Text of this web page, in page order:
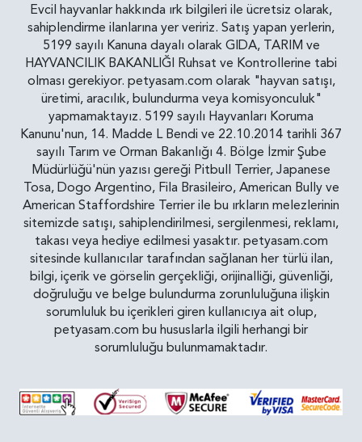
Evcil hayvanlar hakkında ırk bilgileri ile ücretsiz olarak,
sahiplendirme ilanlarına yer veririz. Satış yapan yerlerin,
5199 sayılı Kanuna dayalı olarak GIDA, TARIM ve
HAYVANCILIK BAKANLIĞI Ruhsat ve Kontrollerine tabi
olması gerekiyor. petyasam.com olarak "hayvan satışı,
üretimi, aracılık, bulundurma veya komisyonculuk"
yapmamaktayız. 5199 sayılı Hayvanları Koruma
Kanunu'nun, 14. Madde L Bendi ve 22.10.2014 tarihli 367
sayılı Tarım ve Orman Bakanlığı 4. Bölge İzmir Şube
Müdürlüğü'nün yazısı gereği Pitbull Terrier, Japanese
Tosa, Dogo Argentino, Fila Brasileiro, American Bully ve
American Staffordshire Terrier ile bu ırkların melezlerinin
sitemizde satışı, sahiplendirilmesi, sergilenmesi, reklamı,
takası veya hediye edilmesi yasaktır. petyasam.com
sitesinde kullanıcılar tarafından sağlanan her türlü ilan,
bilgi, içerik ve görselin gerçekliği, orijinalliği, güvenliği,
doğruluğu ve belge bulundurma zorunluluğuna ilişkin
sorumluluk bu içerikleri giren kullanıcıya ait olup,
petyasam.com bu hususlarla ilgili herhangi bir
sorumluluğu bulunmamaktadır.